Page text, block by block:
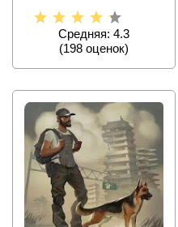
Средняя: 4.3
(198 оценок)